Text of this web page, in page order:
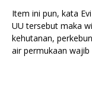
Item ini pun, kata
UU tersebut maka
kehutanan,
air permukaan wajib